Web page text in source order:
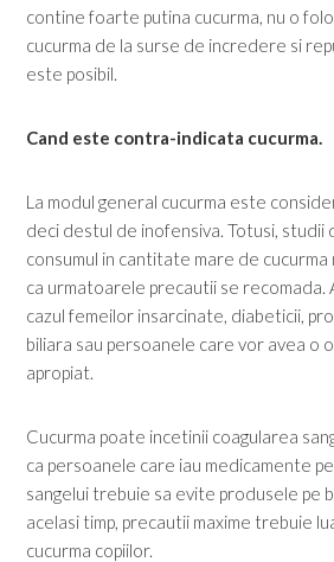
contine foarte putina cucurma, nu o
cucurma de la surse de incredere si
este posibil.
Cand este contra-indicata cucurma.
La modul general cucurma este
deci destul de inofensiva. Totusi, studii
consumul in cantitate mare de
ca urmatoarele precautii se recomada.
cazul femeilor insarcinate, diabeticii,
biliara sau persoanele care vor avea o
apropiat.
Cucurma poate incetinii coagularea
ca persoanele care iau medicamente
sangelui trebuie sa evite produsele pe
acelasi timp, precautii maxime trebuie
cucurma copiilor.